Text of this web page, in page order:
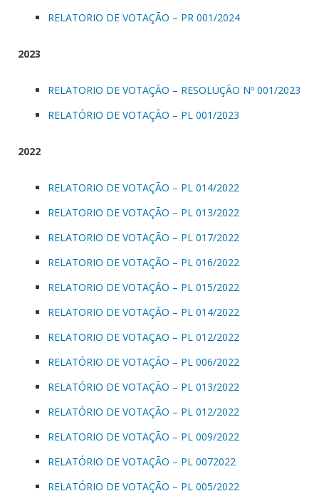
RELATORIO DE VOTAÇÃO – PR 001/2024
2023
RELATORIO DE VOTAÇÃO – RESOLUÇÃO Nº 001/2023
RELATÓRIO DE VOTAÇÃO – PL 001/2023
2022
RELATORIO DE VOTAÇÃO – PL 014/2022
RELATORIO DE VOTAÇÃO – PL 013/2022
RELATORIO DE VOTAÇÃO – PL 017/2022
RELATORIO DE VOTAÇÃO – PL 016/2022
RELATORIO DE VOTAÇÃO – PL 015/2022
RELATORIO DE VOTAÇÃO – PL 014/2022
RELATORIO DE VOTAÇAO – PL 012/2022
RELATÓRIO DE VOTAÇÃO – PL 006/2022
RELATÓRIO DE VOTAÇÃO – PL 013/2022
RELATÓRIO DE VOTAÇÃO – PL 012/2022
RELATORIO DE VOTAÇÃO – PL 009/2022
RELATÓRIO DE VOTAÇÃO – PL 0072022
RELATÓRIO DE VOTAÇÃO – PL 005/2022